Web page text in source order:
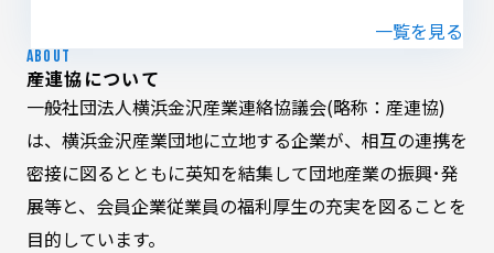
一覧を見る
ABOUT
産連協について
一般社団法人横浜金沢産業連絡協議会(略称：産連協)
は、横浜金沢産業団地に立地する企業が、相互の連携を
密接に図るとともに英知を結集して団地産業の振興･発
展等と、会員企業従業員の福利厚生の充実を図ることを
目的しています。